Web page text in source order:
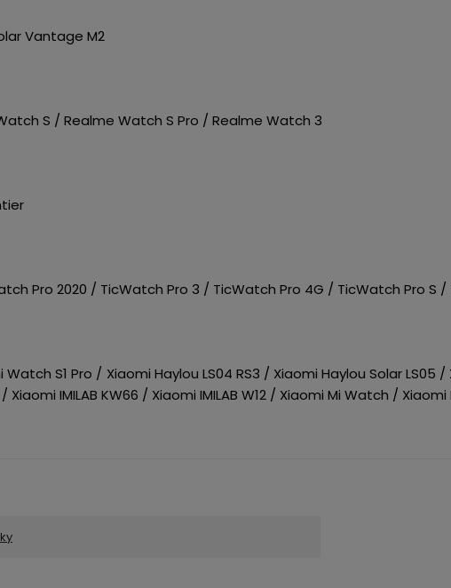
Vantage M2
S / Realme Watch S Pro / Realme Watch 3
Pro 2020 / TicWatch Pro 3 / TicWatch Pro 4G / TicWatch Pro S
S1 Pro / Xiaomi Haylou LS04 RS3 / Xiaomi Haylou Solar LS05 /
Xiaomi IMILAB KW66 / Xiaomi IMILAB W12 / Xiaomi Mi Watch / Xiaomi